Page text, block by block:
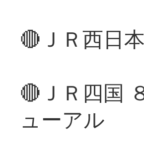
🔴ＪＲ西日
🔴ＪＲ四国
ューアル